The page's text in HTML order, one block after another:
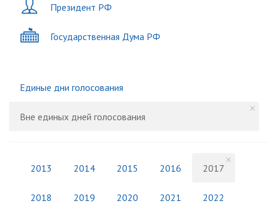
Президент РФ
Государственная Дума РФ
Единые дни голосования
Вне единых дней голосования
2013 2014 2015 2016 2017
2018 2019 2020 2021 2022